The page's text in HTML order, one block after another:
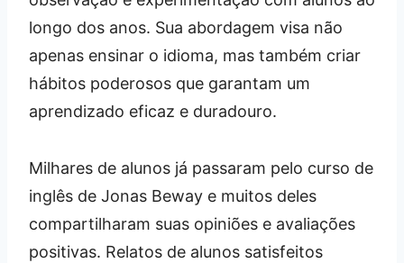
longo dos anos. Sua abordagem visa não
apenas ensinar o idioma, mas também criar
hábitos poderosos que garantam um
aprendizado eficaz e duradouro.
Milhares de alunos já passaram pelo curso de
inglês de Jonas Beway e muitos deles
compartilharam suas opiniões e avaliações
positivas. Relatos de alunos satisfeitos